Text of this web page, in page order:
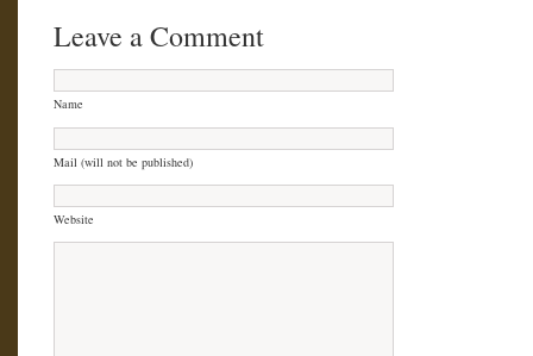
Leave a Comment
Name
Mail (will not be published)
Website